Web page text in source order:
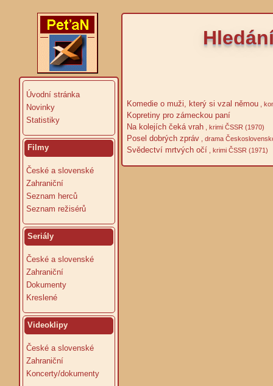
Úvodní stránka
Novinky
Statistiky
Filmy
České a slovenské
Zahraniční
Seznam herců
Seznam režisérů
Seriály
České a slovenské
Zahraniční
Dokumenty
Kreslené
Videoklipy
České a slovenské
Zahraniční
Koncerty/dokumenty
Komedie o muži, který si vzal němou ,
Kopretiny pro zámeckou paní
Na kolejích čeká vrah , krimi ČSSR (1970)
Posel dobrých zpráv , drama
Svědectví mrtvých očí , krimi ČSSR (1971)